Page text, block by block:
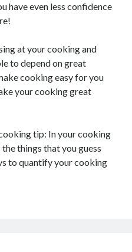
have even less confidence
at your cooking and
to depend on great
cooking easy for you
your cooking great
tip: In your cooking
things that you guess
to quantify your cooking